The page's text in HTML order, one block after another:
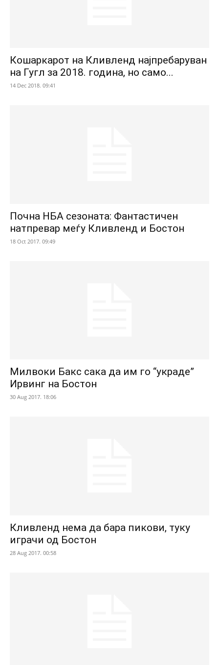
Кошаркарот на Кливленд најпребаруван
на Гугл за 2018. година, но само...
14 Dec 2018. 09:41
Почна НБА сезоната: Фантастичен
натпревар меѓу Кливленд и Бостон
18 Oct 2017. 09:49
Милвоки Бакс сака да им го “украде”
Ирвинг на Бостон
30 Aug 2017. 18:06
Кливленд нема да бара пикови, туку
играчи од Бостон
28 Aug 2017. 00:58